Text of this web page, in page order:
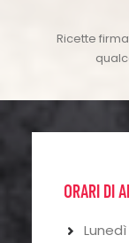
Ricette
ORARI DI
Lunedì